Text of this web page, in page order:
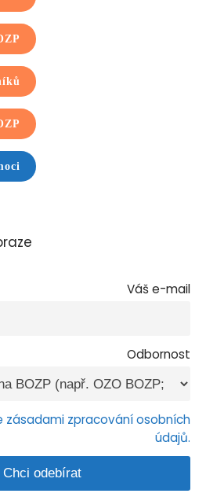
Váš e-mail
Odbornost
zásadami zpracování osobních
údajů.